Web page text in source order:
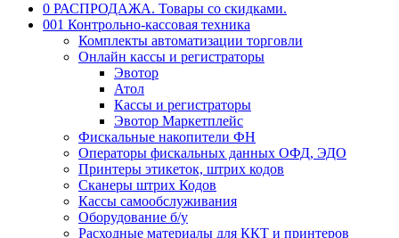
0 РАСПРОДАЖА. Товары со скидками.
001 Контрольно-кассовая техника
Комплекты автоматизации торговли
Онлайн кассы и регистраторы
Эвотор
Атол
Кассы и регистраторы
Эвотор Маркетплейс
Фискальные накопители ФН
Операторы фискальных данных ОФД, ЭДО
Принтеры этикеток, штрих кодов
Сканеры штрих Кодов
Кассы самообслуживания
Оборудование б/у
Расходные материалы для ККТ и принтеров